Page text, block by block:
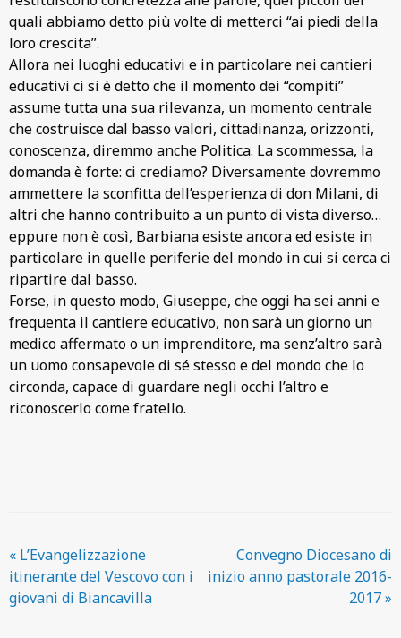
quali abbiamo detto più volte di metterci “ai piedi della
loro crescita”.
Allora nei luoghi educativi e in particolare nei cantieri
educativi ci si è detto che il momento dei “compiti”
assume tutta una sua rilevanza, un momento centrale
che costruisce dal basso valori, cittadinanza, orizzonti,
conoscenza, diremmo anche Politica. La scommessa, la
domanda è forte: ci crediamo? Diversamente dovremmo
ammettere la sconfitta dell’esperienza di don Milani, di
altri che hanno contribuito a un punto di vista diverso…
eppure non è così, Barbiana esiste ancora ed esiste in
particolare in quelle periferie del mondo in cui si cerca ci
ripartire dal basso.
Forse, in questo modo, Giuseppe, che oggi ha sei anni e
frequenta il cantiere educativo, non sarà un giorno un
medico affermato o un imprenditore, ma senz’altro sarà
un uomo consapevole di sé stesso e del mondo che lo
circonda, capace di guardare negli occhi l’altro e
riconoscerlo come fratello.
« L’Evangelizzazione
itinerante del Vescovo con i
giovani di Biancavilla
Convegno Diocesano di
inizio anno pastorale 2016-
2017»